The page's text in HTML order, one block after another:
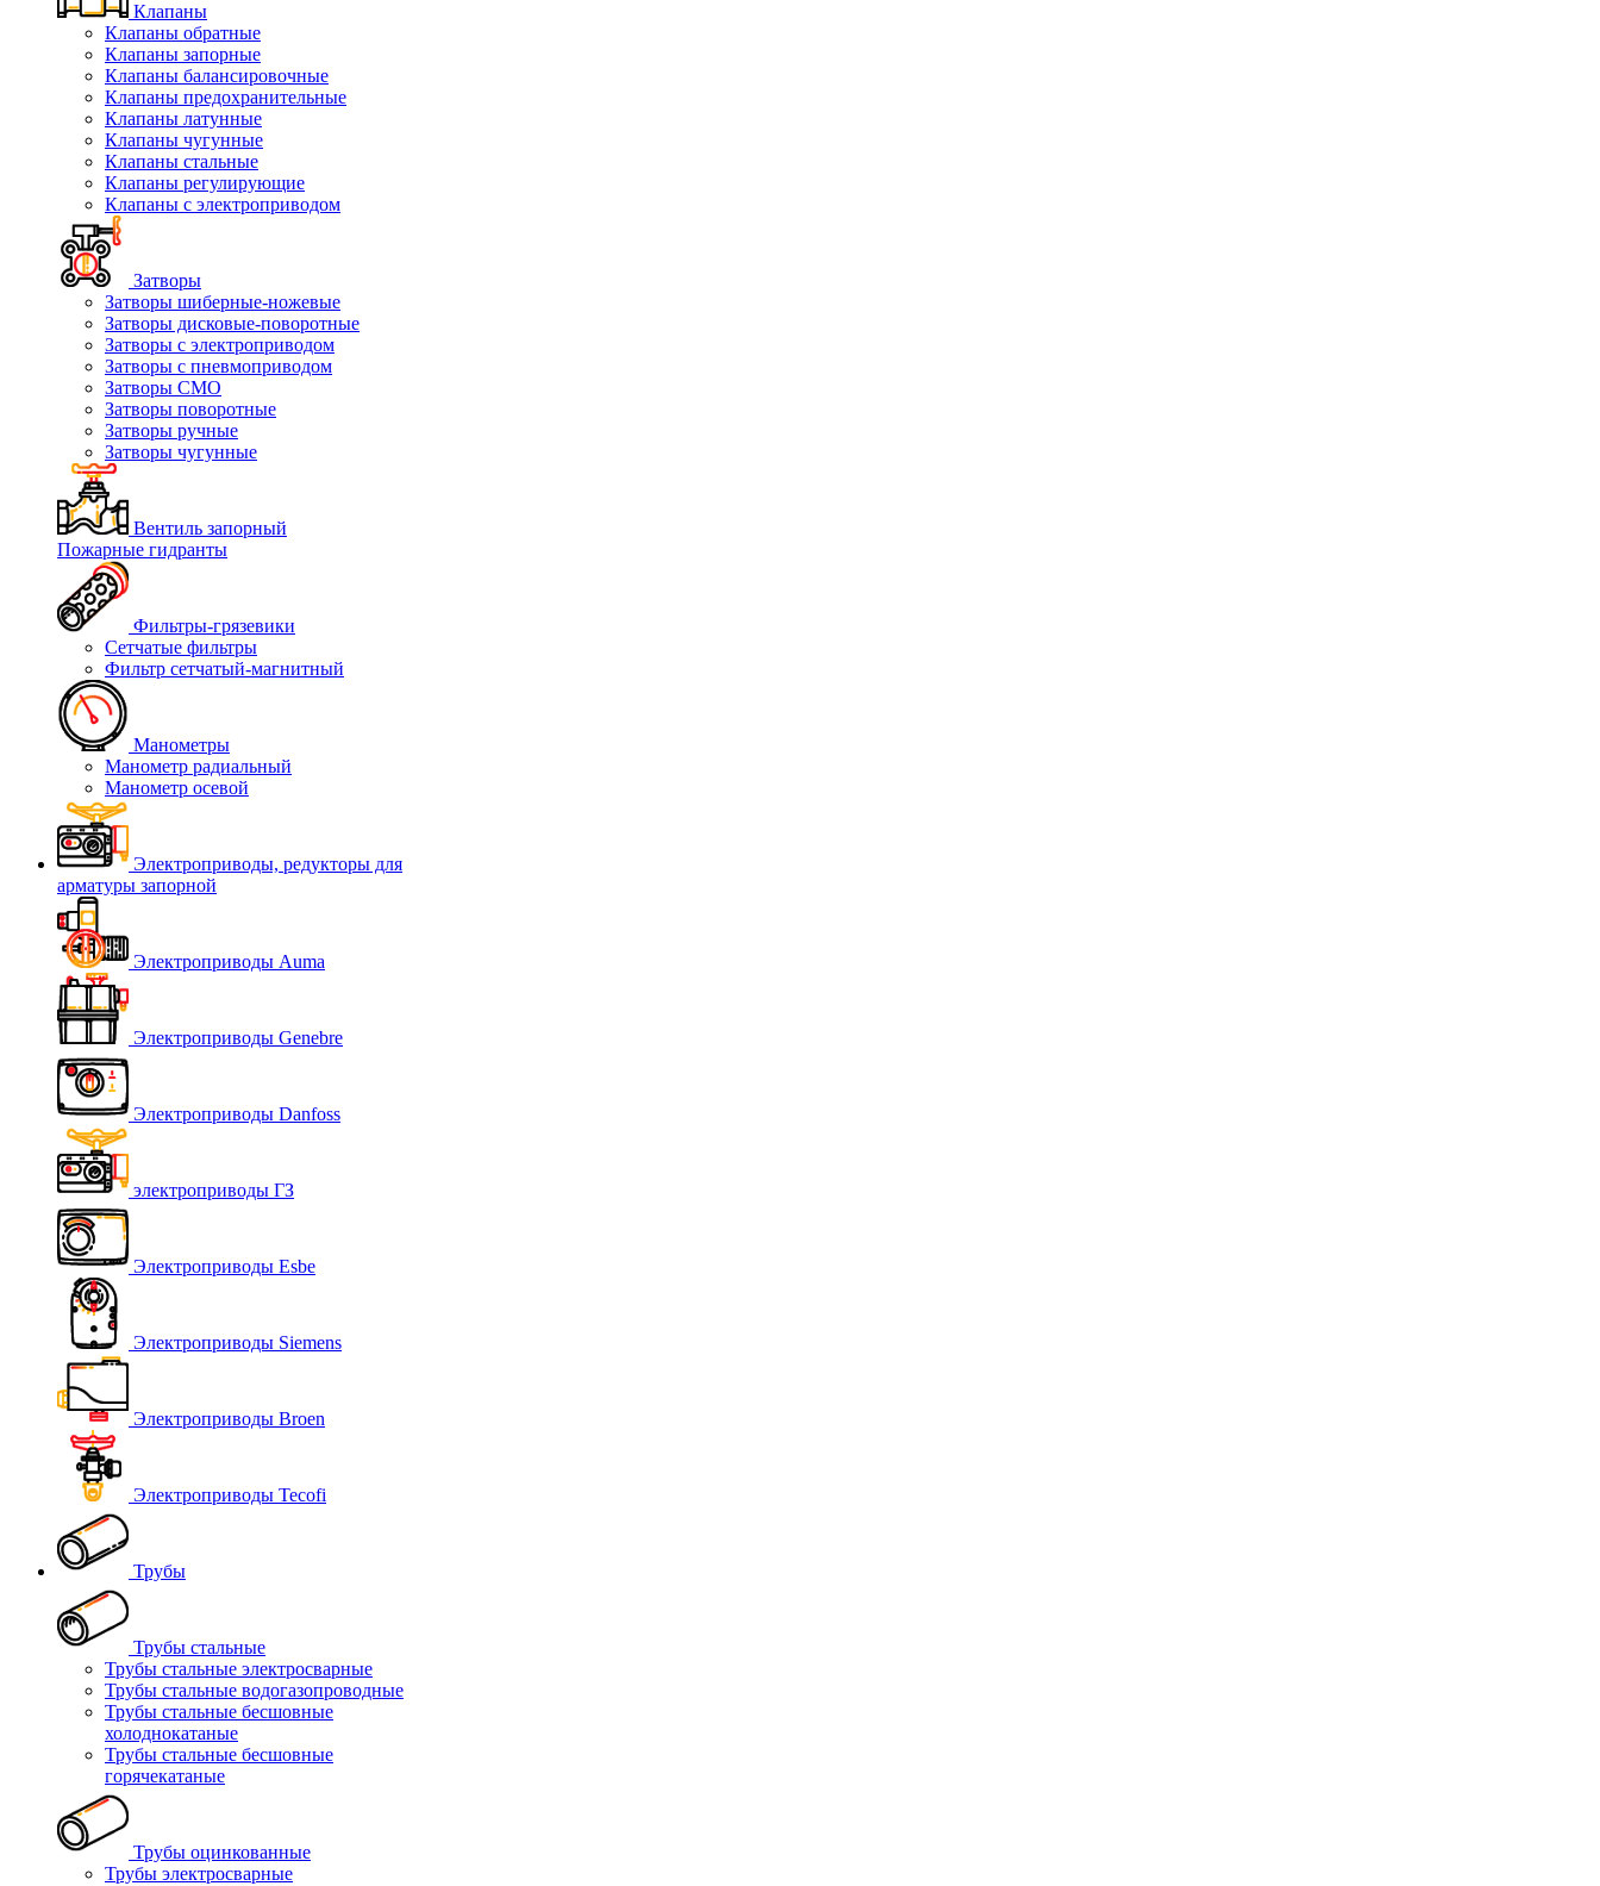
Клапаны
Клапаны обратные
Клапаны запорные
Клапаны балансировочные
Клапаны предохранительные
Клапаны латунные
Клапаны чугунные
Клапаны стальные
Клапаны регулирующие
Клапаны с электроприводом
Затворы
Затворы шиберные-ножевые
Затворы дисковые-поворотные
Затворы с электроприводом
Затворы с пневмоприводом
Затворы СМО
Затворы поворотные
Затворы ручные
Затворы чугунные
Вентиль запорный
Пожарные гидранты
Фильтры-грязевики
Сетчатые фильтры
Фильтр сетчатый-магнитный
Манометры
Манометр радиальный
Манометр осевой
Электроприводы, редукторы для
арматуры запорной
Электроприводы Auma
Электроприводы Genebre
Электроприводы Danfoss
электроприводы ГЗ
Электроприводы Esbe
Электроприводы Siemens
Электроприводы Broen
Электроприводы Tecofi
Трубы
Трубы стальные
Трубы стальные электросварные
Трубы стальные водогазопроводные
Трубы стальные бесшовные
холоднокатаные
Трубы стальные бесшовные
горячекатаные
Трубы оцинкованные
Трубы электросварные